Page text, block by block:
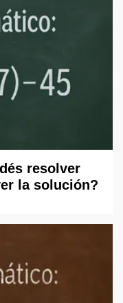
resolver
la solución?